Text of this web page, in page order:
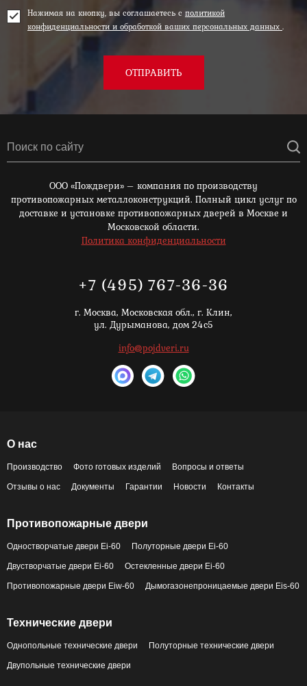
Нажимая на кнопку, вы соглашаетесь с политикой
конфиденциальности и обработкой ваших персональных данных .
ОТПРАВИТЬ
ООО «Пождвери» – компания по производству
противопожарных металлоконструкций. Полный цикл услуг по
доставке и установке противопожарных дверей в Москве и
Московской области.
Политика конфиденциальности
+7 (495) 767-36-36
г. Москва, Московская обл., г. Клин,
ул. Дурыманова, дом 24с5
info@pojdveri.ru
О нас
Производство Фото готовых изделий Вопросы и ответы
Отзывы о нас Документы Гарантии Новости Контакты
Противопожарные двери
Одностворчатые двери Ei-60 Полуторные двери Ei-60
Двустворчатые двери Ei-60 Остекленные двери Ei-60
Противопожарные двери Eiw-60 Дымогазонепроницаемые двери Eis-60
Технические двери
Однопольные технические двери Полуторные технические двери
Двупольные технические двери